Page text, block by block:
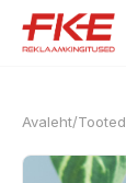
Avaleht/Tooted